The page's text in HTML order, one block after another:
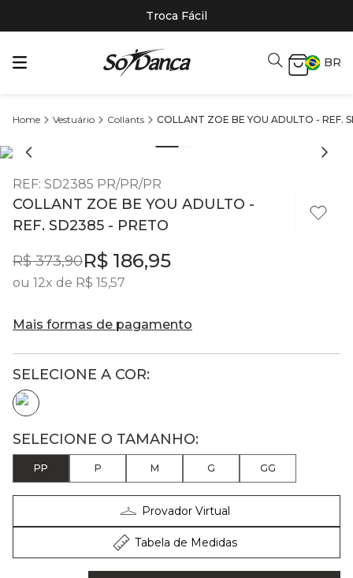
Troca Fácil
BR
Vestuário Collants COLLANT ZOE BE YOU ADULTO - REF.
REF: SD2385 PR/PR/PR
COLLANT ZOE BE YOU ADULTO -
REF. SD2385 - PRETO
R$ 373,90R$ 186,95
ou 12x de R$ 15,57
Mais formas de pagamento
PP P M G GG
Provador Virtual
Tabela de Medidas